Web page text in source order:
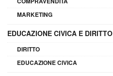
MARKETING
EDUCAZIONE CIVICA E DIRITTO
DIRITTO
EDUCAZIONE CIVICA